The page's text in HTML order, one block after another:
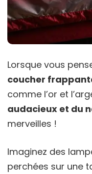
Lorsque vous
coucher
comme l’or et
audacieux et du
merveilles !
Imaginez des
perchées sur une